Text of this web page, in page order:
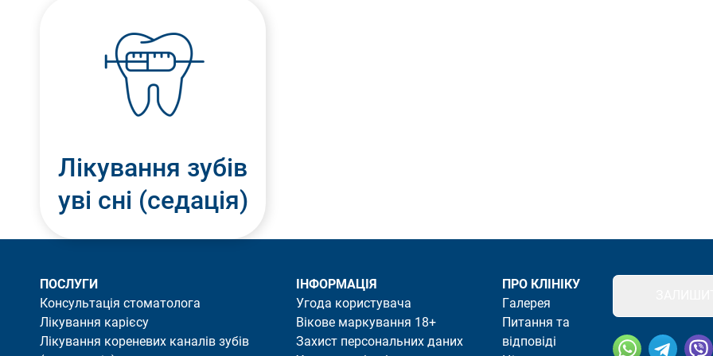
Лікування зубів
уві сні (седація)
ПОСЛУГИ
Консультація стоматолога
Лікування карієсу
Лікування кореневих каналів зубів
ІНФОРМАЦІЯ
Угода користувача
Вікове маркування 18+
Захист персональних даних
ПРО КЛІНІКУ
Галерея
Питання та
відповіді
Посилання